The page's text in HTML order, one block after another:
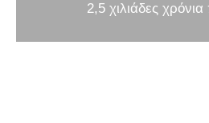
2,5 χιλιάδες